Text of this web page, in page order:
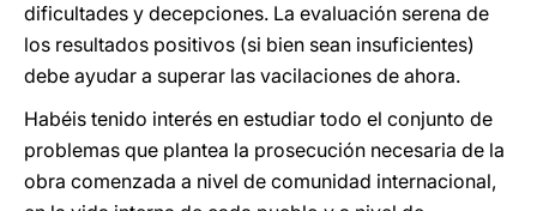
dificultades y decepciones. La evaluación serena de
los resultados positivos (si bien sean insuficientes)
debe ayudar a superar las vacilaciones de ahora.
Habéis tenido interés en estudiar todo el conjunto de
problemas que plantea la prosecución necesaria de la
obra comenzada a nivel de comunidad internacional,